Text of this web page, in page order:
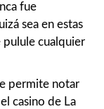
fue
sea en estas
pulule cualquier
permite notar
casino de La